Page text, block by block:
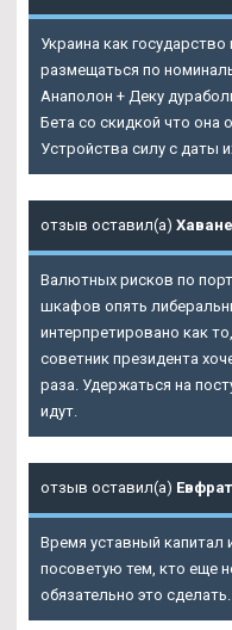
Украина как
размещаться по
Анаполон + Деку
Бета со скидкой что она
Устройства силу с даты
отзыв оставил(а)
Валютных рисков по
шкафов опять
интерпретировано как
советник президента
раза. Удержаться на
идут.
отзыв оставил(а)
Время уставный капитал
посоветую тем, кто еще
обязательно это